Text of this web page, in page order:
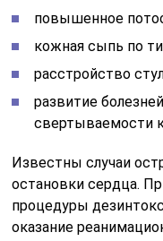
повышенное
кожная сыпь по
расстройство
развитие
свертываемости
Известны случаи
остановки сердца.
процедуры
оказание